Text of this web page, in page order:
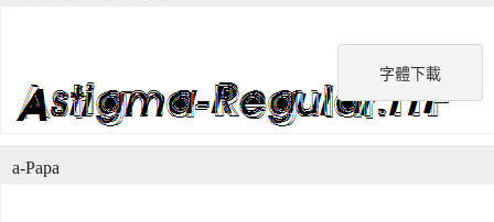
字體下載
a-Papa